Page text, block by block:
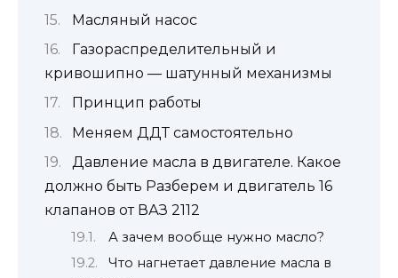
Масляный насос
Газораспределительный и
кривошипно — шатунный механизмы
Принцип работы
Меняем ДДТ самостоятельно
Давление масла в двигателе. Какое
должно быть Разберем и двигатель 16
клапанов от ВАЗ 2112
А зачем вообще нужно масло?
Что нагнетает давление масла в